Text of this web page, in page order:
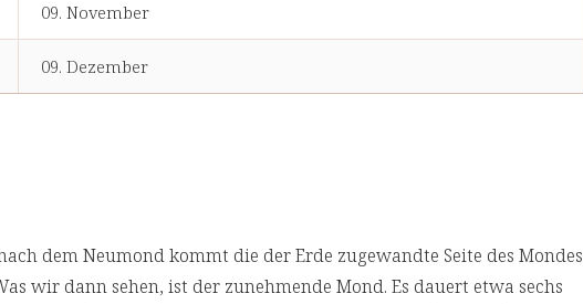
09. November
09. Dezember
dem Neumond kommt die der Erde zugewandte Seite des Mondes
wir dann sehen, ist der zunehmende Mond. Es dauert etwa sechs